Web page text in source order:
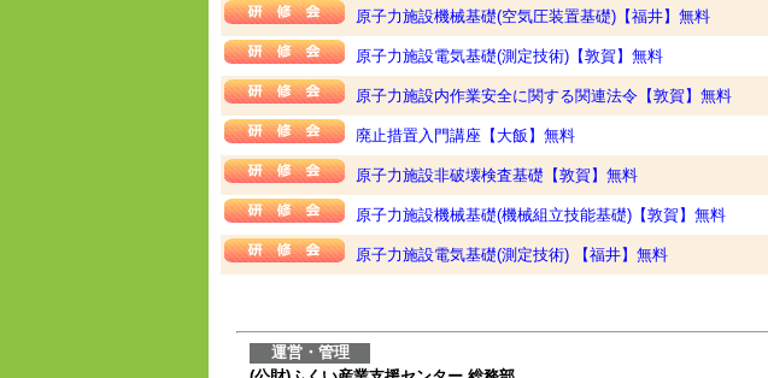
原子力施設機械基礎(空気圧装置基礎)【福井】無料
原子力施設電気基礎(測定技術)【敦賀】無料
原子力施設内作業安全に関する関連法令【敦賀】無料
廃止措置入門講座【大飯】無料
原子力施設非破壊検査基礎【敦賀】無料
原子力施設機械基礎(機械組立技能基礎)【敦賀】無料
原子力施設電気基礎(測定技術) 【福井】無料
運営・管理